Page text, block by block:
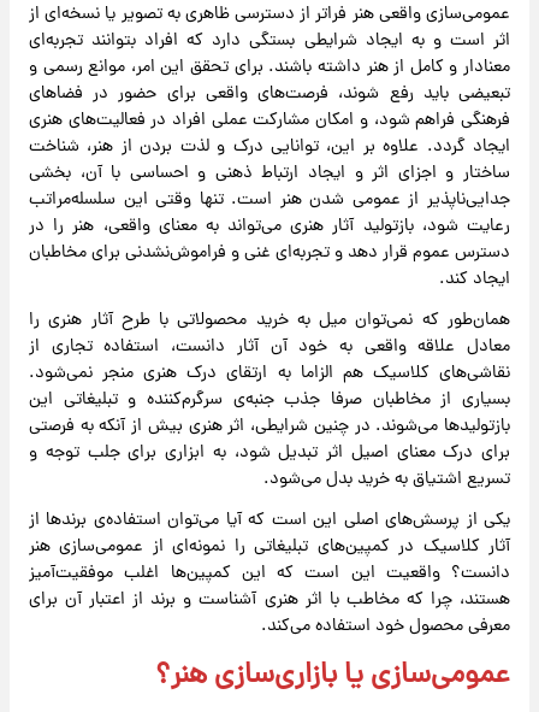
عمومی‌سازی واقعی هنر فراتر از دسترسی ظاهری به تصویر یا نسخه‌ای از
اثر است و به ایجاد شرایطی بستگی دارد که افراد بتوانند تجربه‌ای
معنادار و کامل از هنر داشته باشند. برای تحقق این امر، موانع رسمی و
تبعیضی باید رفع شوند، فرصت‌های واقعی برای حضور در فضا‌های
فرهنگی فراهم شود، و امکان مشارکت عملی افراد در فعالیت‌های هنری
ایجاد گردد. علاوه بر این، توانایی درک و لذت بردن از هنر، شناخت
ساختار و اجزای اثر و ایجاد ارتباط ذهنی و احساسی با آن، بخشی
جدایی‌ناپذیر از عمومی شدن هنر است. تنها وقتی این سلسله‌مراتب
رعایت شود، بازتولید آثار هنری می‌تواند به معنای واقعی، هنر را در
دسترس عموم قرار دهد و تجربه‌ای غنی و فراموش‌نشدنی برای مخاطبان
ایجاد کند.
همان‌طور که نمی‌توان میل به خرید محصولاتی با طرح آثار هنری را
معادل علاقه واقعی به خود آن آثار دانست، استفاده تجاری از
نقاشی‌های کلاسیک هم الزاما به ارتقای درک هنری منجر نمی‌شود.
بسیاری از مخاطبان صرفا جذب جنبه‌ی سرگرم‌کننده و تبلیغاتی این
بازتولید‌ها می‌شوند. در چنین شرایطی، اثر هنری بیش از آنکه به فرصتی
برای درک معنای اصیل اثر تبدیل شود، به ابزاری برای جلب توجه و
تسریع اشتیاق به خرید بدل می‌شود.
یکی از پرسش‌های اصلی این است که آیا می‌توان استفاده‌ی برند‌ها از
آثار کلاسیک در کمپین‌های تبلیغاتی را نمونه‌ای از عمومی‌سازی هنر
دانست؟ واقعیت این است که این کمپین‌ها اغلب موفقیت‌آمیز
هستند، چرا که مخاطب با اثر هنری آشناست و برند از اعتبار آن برای
معرفی محصول خود استفاده می‌کند.
عمومی‌سازی یا بازاری‌سازی هنر؟